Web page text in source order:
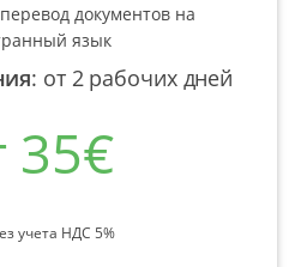
документов на
язык
: от 2 рабочих дней
35€
учета НДС 5%